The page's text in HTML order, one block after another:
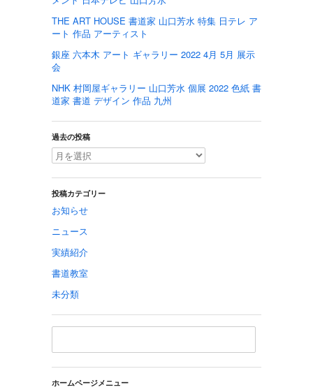
THE ART HOUSE 書道家 山口芳水 特集 日テレ ア
ート 作品 アーティスト
銀座 六本木 アート ギャラリー 2022 4月 5月 展示
会
NHK 村岡屋ギャラリー 山口芳水 個展 2022 色紙 書
道家 書道 デザイン 作品 九州
過去の投稿
投稿カテゴリー
お知らせ
ニュース
実績紹介
書道教室
未分類
ホームページメニュー